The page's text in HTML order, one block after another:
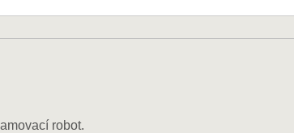
robot.